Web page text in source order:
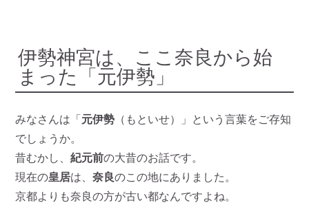
伊勢神宮は、ここ奈良から始
まった「元伊勢」
みなさんは「元伊勢 （もといせ）」という言葉をご存知
でしょうか。
昔むかし、紀元前の大昔のお話です。
現在の皇居は、奈良のこの地にありました。
京都よりも奈良の方が古い都なんですよね。